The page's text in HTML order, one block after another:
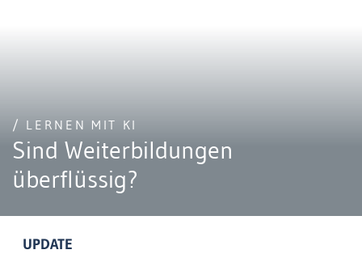
/ LERNEN MIT KI
Sind Weiterbildungen
überflüssig?
UPDATE